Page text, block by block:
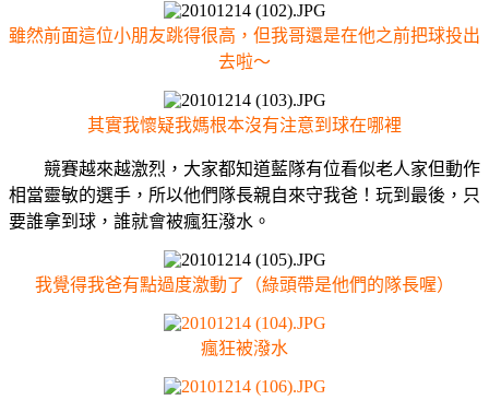
雖然前面這位小朋友跳得很高，但我哥還是在他之前把球投出
去啦～
其實我懷疑我媽根本沒有注意到球在哪裡
競賽越來越激烈，大家都知道藍隊有位看似老人家但動作
相當靈敏的選手，所以他們隊長親自來守我爸！玩到最後，只
要誰拿到球，誰就會被瘋狂潑水。
我覺得我爸有點過度激動了（綠頭帶是他們的隊長喔）
瘋狂被潑水